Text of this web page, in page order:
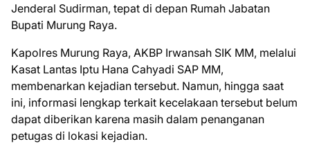
Jenderal Sudirman, tepat di depan Rumah Jabatan
Bupati Murung Raya.
Kapolres Murung Raya, AKBP Irwansah SIK MM, melalui
Kasat Lantas Iptu Hana Cahyadi SAP MM,
membenarkan kejadian tersebut. Namun, hingga saat
ini, informasi lengkap terkait kecelakaan tersebut belum
dapat diberikan karena masih dalam penanganan
petugas di lokasi kejadian.